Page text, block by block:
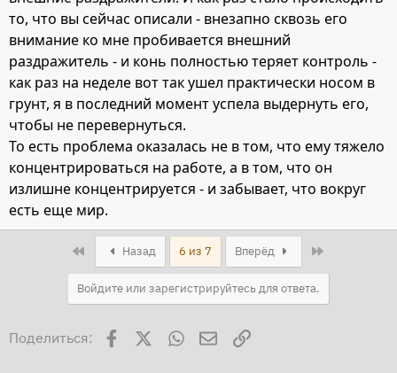
то, что вы сейчас описали - внезапно сквозь его
внимание ко мне пробивается внешний
раздражитель - и конь полностью теряет контроль -
как раз на неделе вот так ушел практически носом в
грунт, я в последний момент успела выдернуть его,
чтобы не перевернуться.
То есть проблема оказалась не в том, что ему тяжело
концентрироваться на работе, а в том, что он
излишне концентрируется - и забывает, что вокруг
есть еще мир.
Назад 6 из 7 Вперёд
Войдите или зарегистрируйтесь для ответа.
Поделиться: Facebook WhatsAppЭлектронная почта
Ссылка